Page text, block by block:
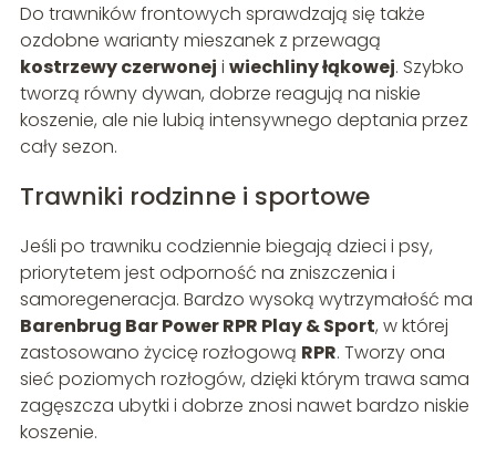
Do trawników frontowych sprawdzają się także
ozdobne warianty mieszanek z przewagą
kostrzewy czerwonej i wiechliny łąkowej. Szybko
tworzą równy dywan, dobrze reagują na niskie
koszenie, ale nie lubią intensywnego deptania przez
cały sezon.
Trawniki rodzinne i sportowe
Jeśli po trawniku codziennie biegają dzieci i psy,
priorytetem jest odporność na zniszczenia i
samoregeneracja. Bardzo wysoką wytrzymałość ma
Barenbrug Bar Power RPR Play & Sport, w której
zastosowano życicę rozłogową RPR. Tworzy ona
sieć poziomych rozłogów, dzięki którym trawa sama
zagęszcza ubytki i dobrze znosi nawet bardzo niskie
koszenie.